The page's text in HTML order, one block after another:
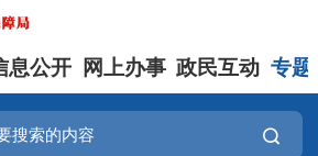
息公开 网上办事 政民互动 专题